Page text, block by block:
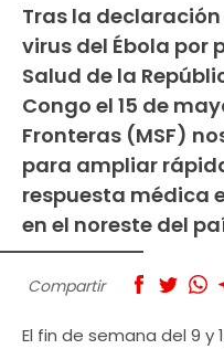
Tras la
virus del Ébola por
Salud de la
Congo el 15 de
Fronteras (MSF)
para ampliar
respuesta médica
en el noreste del
Compartir
El fin de semana del 9 y